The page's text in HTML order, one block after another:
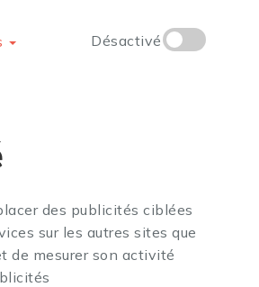
Désactivé
des publicités ciblées
sur les autres sites que
de mesurer son activité